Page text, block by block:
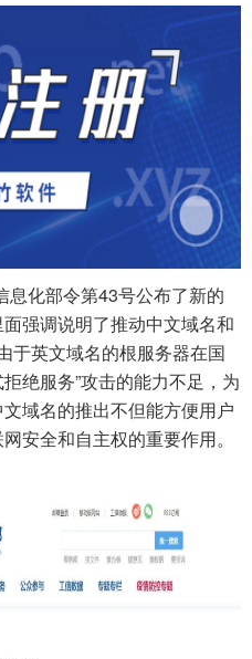
化部令第43号公布了新的
强调说明了推动中文域名和
于英文域名的根服务器在国
绝服务”攻击的能力不足，为
域名的推出不但能方便用户
安全和自主权的重要作用。